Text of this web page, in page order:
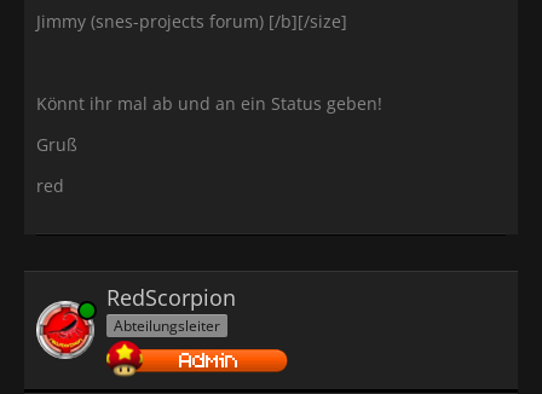
Jimmy (snes-projects forum) [/b][/size]
Könnt ihr mal ab und an ein Status geben!
Gruß
red
Online RedScorpion
Abteilungsleiter